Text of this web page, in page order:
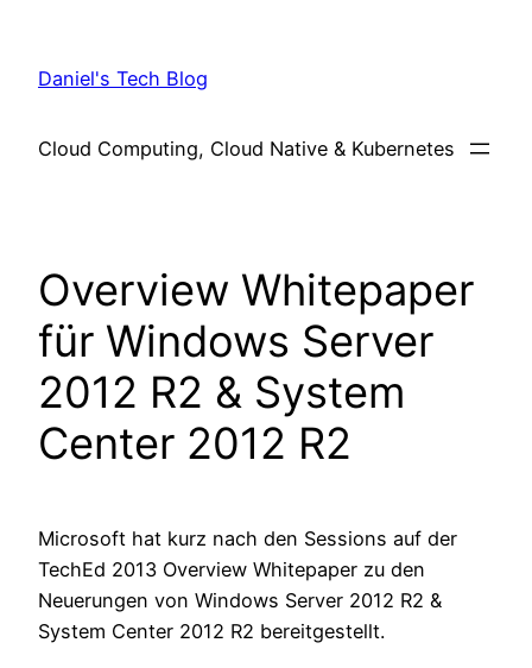
content
Daniel's Tech Blog
Cloud Computing, Cloud Native & Kubernetes
Overview Whitepaper
für Windows Server
2012 R2 & System
Center 2012 R2
Microsoft hat kurz nach den Sessions auf der
TechEd 2013 Overview Whitepaper zu den
Neuerungen von Windows Server 2012 R2 &
System Center 2012 R2 bereitgestellt.